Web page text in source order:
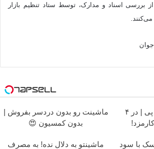
بررسی اسناد و مدارک، توسط ستاد تنظیم بازار
جوان
خرید موبایل با اسنپ پی | در ۴
ماشینت رو بدون دردسر بفروش |
بدون کمسیون 😍
با سود
ماشینتو به دلال نده! به مصرف